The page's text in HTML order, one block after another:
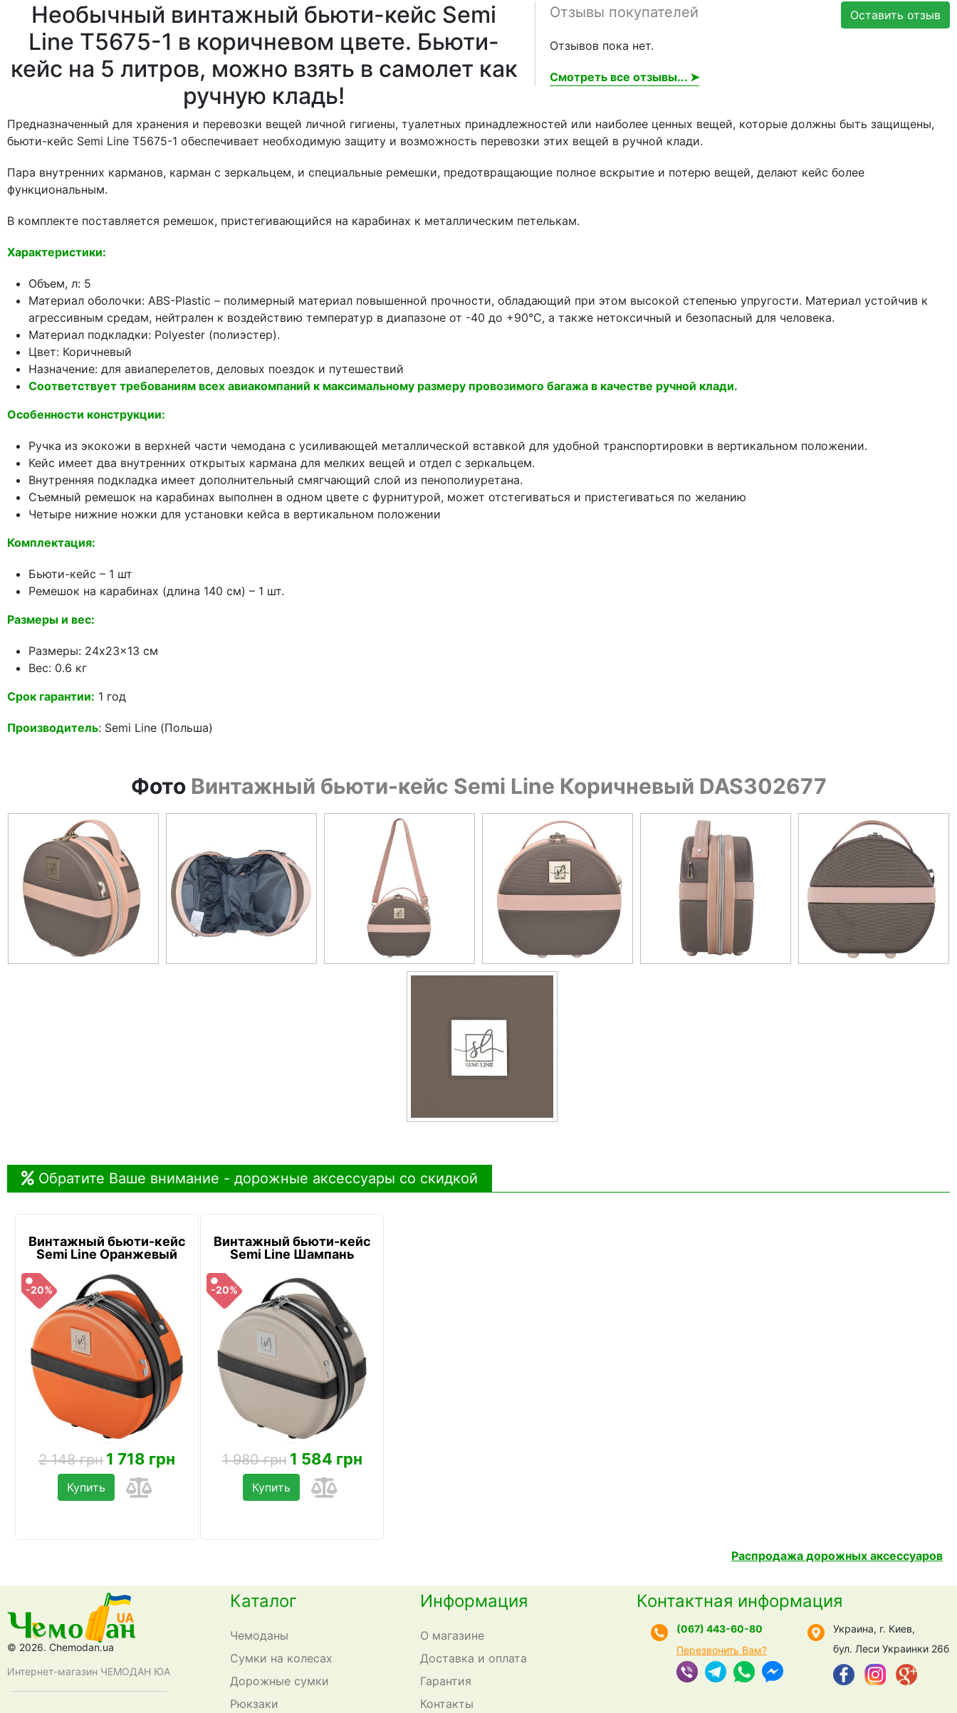
Оставить отзыв
Отзывы покупателей
Отзывов пока нет.
Смотреть все отзывы... ➤
Необычный винтажный бьюти-кейс Semi
Line T5675-1 в коричневом цвете. Бьюти-
кейс на 5 литров, можно взять в самолет как
ручную кладь!
Предназначенный для хранения и перевозки вещей личной гигиены, туалетных принадлежностей или наиболее ценных вещей, которые должны быть защищены,
бьюти-кейс Semi Line T5675-1 обеспечивает необходимую защиту и возможность перевозки этих вещей в ручной клади.
Пара внутренних карманов, карман с зеркальцем, и специальные ремешки, предотвращающие полное вскрытие и потерю вещей, делают кейс более
функциональным.
В комплекте поставляется ремешок, пристегивающийся на карабинах к металлическим петелькам.
Характеристики:
Объем, л: 5
Материал оболочки: ABS-Plastic – полимерный материал повышенной прочности, обладающий при этом высокой степенью упругости. Материал устойчив к
агрессивным средам, нейтрален к воздействию температур в диапазоне от -40 до +90°С, а также нетоксичный и безопасный для человека.
Материал подкладки: Polyester (полиэстер).
Цвет: Коричневый
Назначение: для авиаперелетов, деловых поездок и путешествий
Соответствует требованиям всех авиакомпаний к максимальному размеру провозимого багажа в качестве ручной клади.
Особенности конструкции:
Ручка из экокожи в верхней части чемодана с усиливающей металлической вставкой для удобной транспортировки в вертикальном положении.
Кейс имеет два внутренних открытых кармана для мелких вещей и отдел с зеркальцем.
Внутренняя подкладка имеет дополнительный смягчающий слой из пенополиуретана.
Съемный ремешок на карабинах выполнен в одном цвете с фурнитурой, может отстегиваться и пристегиваться по желанию
Четыре нижние ножки для установки кейса в вертикальном положении
Комплектация:
Бьюти-кейс – 1 шт
Ремешок на карабинах (длина 140 см) – 1 шт.
Размеры и вес:
Размеры: 24x23x13 см
Вес: 0.6 кг
Срок гарантии: 1 год
Производитель: Semi Line (Польша)
Фото Винтажный бьюти-кейс Semi Line Коричневый DAS302677
Обратите Ваше внимание - дорожные аксессуары со скидкой
Винтажный бьюти-кейс
Semi Line Оранжевый
-20%
2 148 грн 1 718 грн
Купить
Винтажный бьюти-кейс
Semi Line Шампань
-20%
1 980 грн 1 584 грн
Купить
Распродажа дорожных аксессуаров
© 2026. Chemodan.ua
Интернет-магазин ЧЕМОДАН ЮА
Каталог
Чемоданы
Сумки на колесах
Дорожные сумки
Рюкзаки
Информация
О магазине
Доставка и оплата
Гарантия
Контакты
Контактная информация
(067) 443-60-80
Перезвонить Вам?
Украина, г. Киев,
бул. Леси Украинки 26б